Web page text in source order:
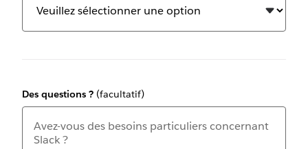
Des questions ? (facultatif)